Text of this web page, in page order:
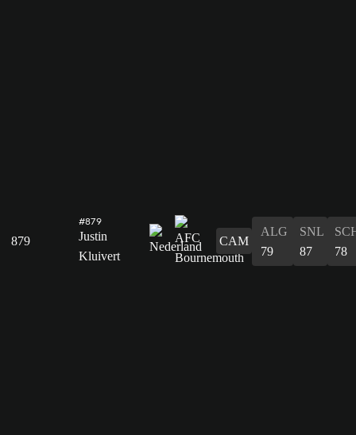
879
#879
Justin
Kluivert
CAM
ALG
79
SNL
87
78